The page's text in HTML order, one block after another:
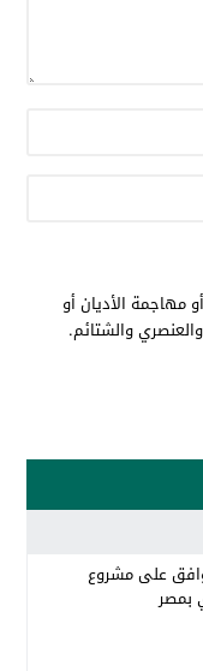
مهاجمة الأديان أو
والشتائم.
على مشروع
بمصر